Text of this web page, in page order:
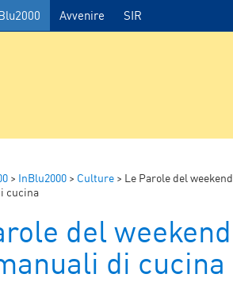
Avvenire SIR
> InBlu2000 > Culture > Le Parole del weekend
cucina
del weekend
di cucina